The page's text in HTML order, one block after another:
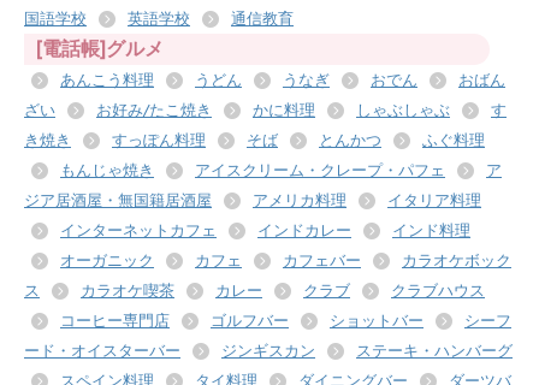
国語学校 英語学校 通信教育
[電話帳]グルメ
あんこう料理 うどん うなぎ おでん
おばん
ざい
お好み/たこ焼き かに料理 しゃぶしゃぶ
す
き焼き
すっぽん料理 そば とんかつ
ふぐ料理
もんじゃ焼き
アイスクリーム・クレープ・パフェ
ア
ジア居酒屋・無国籍居酒屋
アメリカ料理
イタリア料理
インターネットカフェ
インドカレー
インド料理
オーガニック
カフェ カフェバー
カラオケボック
ス
カラオケ喫茶 カレー クラブ
クラブハウス
コーヒー専門店
ゴルフバー ショットバー
シーフ
ード・オイスターバー
ジンギスカン
ステーキ・ハンバーグ